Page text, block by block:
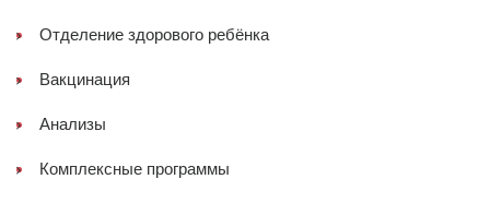
Отделение здорового ребёнка
Вакцинация
Анализы
Комплексные программы